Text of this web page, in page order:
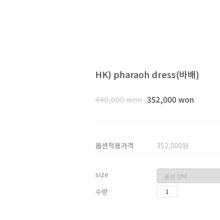
HK) pharaoh dress(바배)
440,000 won 352,000 won
옵션적용가격 352,000원
size
수량